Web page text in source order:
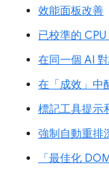
效能面板改善
已校準的
在同一個 AI
在「成效」中
標記工具提示
強制自動重排
「最佳化